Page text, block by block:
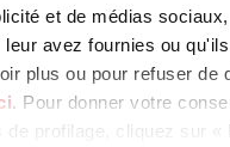
et de médias
avez fournies ou
plus ou pour refuser de
. Pour donner votre
de profilage, cliquez sur «